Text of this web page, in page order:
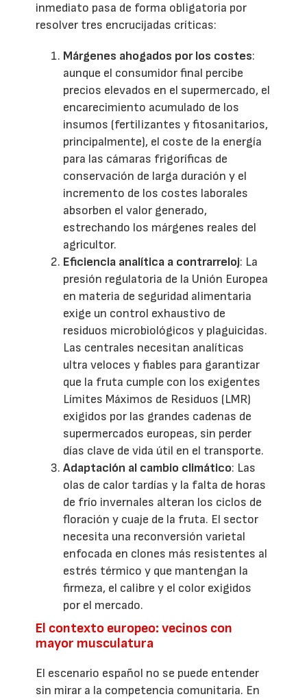
inmediato pasa de forma obligatoria por
resolver tres encrucijadas críticas:
Márgenes ahogados por los costes:
aunque el consumidor final percibe
precios elevados en el supermercado, el
encarecimiento acumulado de los
insumos (fertilizantes y fitosanitarios,
principalmente), el coste de la energía
para las cámaras frigoríficas de
conservación de larga duración y el
incremento de los costes laborales
absorben el valor generado,
estrechando los márgenes reales del
agricultor.
Eficiencia analítica a contrarreloj: La
presión regulatoria de la Unión Europea
en materia de seguridad alimentaria
exige un control exhaustivo de
residuos microbiológicos y plaguicidas.
Las centrales necesitan analíticas
ultra veloces y fiables para garantizar
que la fruta cumple con los exigentes
Límites Máximos de Residuos (LMR)
exigidos por las grandes cadenas de
supermercados europeas, sin perder
días clave de vida útil en el transporte.
Adaptación al cambio climático: Las
olas de calor tardías y la falta de horas
de frío invernales alteran los ciclos de
floración y cuaje de la fruta. El sector
necesita una reconversión varietal
enfocada en clones más resistentes al
estrés térmico y que mantengan la
firmeza, el calibre y el color exigidos
por el mercado.
El contexto europeo: vecinos con
mayor musculatura
El escenario español no se puede entender
sin mirar a la competencia comunitaria. En